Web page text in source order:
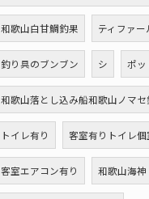
和歌山白甘鯛釣果 ティファー
釣り具のブンブン シ ポッ
和歌山落とし込み船和歌山ノマセ
トイレ有り 客室有りトイレ個
客室エアコン有り 和歌山海神